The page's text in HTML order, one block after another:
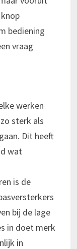
bediening
vraag
werken
sterk als
Dit heeft
wat
is de
bij de lage
in doet merk
in